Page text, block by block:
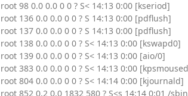
root 98 0.0 0.0 0 0 ? S< 14:13 0:00 [kseriod]
root 136 0.0 0.0 0 0 ? S 14:13 0:00 [pdflush]
root 137 0.0 0.0 0 0 ? S 14:13 0:00 [pdflush]
root 138 0.0 0.0 0 0 ? S< 14:13 0:00 [kswapd0]
root 139 0.0 0.0 0 0 ? S< 14:13 0:00 [aio/0]
root 383 0.0 0.0 0 0 ? S< 14:13 0:00
root 804 0.0 0.0 0 0 ? S< 14:14 0:00 [kjournald]
root 852 0.2 0.0 1832 580 ? S<s 14:14 0:01 /